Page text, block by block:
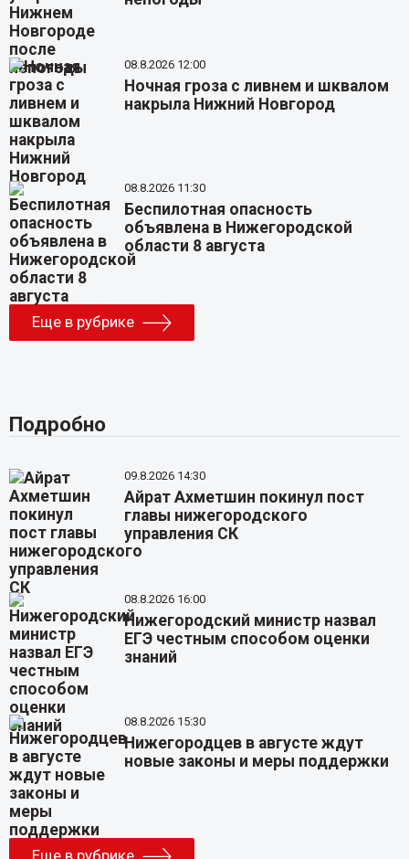
08.8.2026 12:00
Ночная гроза с ливнем и шквалом
накрыла Нижний Новгород
08.8.2026 11:30
Беспилотная опасность
объявлена в Нижегородской
области 8 августа
Еще в рубрике
Подробно
09.8.2026 14:30
Айрат Ахметшин покинул пост
главы нижегородского
управления СК
08.8.2026 16:00
Нижегородский министр назвал
ЕГЭ честным способом оценки
знаний
08.8.2026 15:30
Нижегородцев в августе ждут
новые законы и меры поддержки